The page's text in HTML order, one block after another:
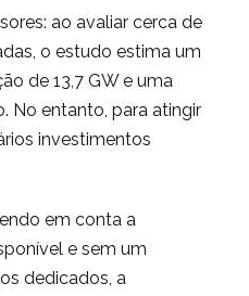
ao avaliar cerca de
o estudo estima um
de 13,7 GW e uma
No entanto, para atingir
investimentos
em conta a
e sem um
dedicados, a